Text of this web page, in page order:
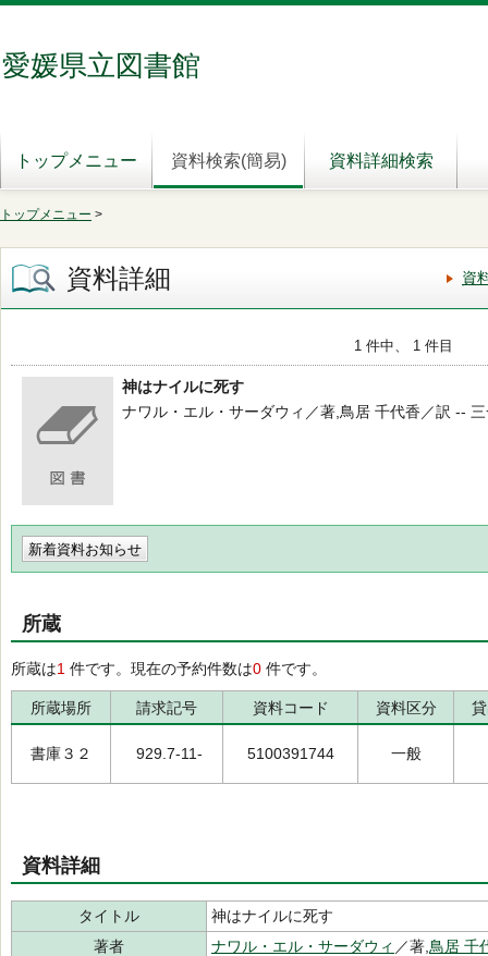
愛媛県立図書館
トップメニュー 資料検索(簡易) 資料詳細検索
トップメニュー >
資料詳細 資
1 件中、 1 件目
神はナイルに死す
ナワル・エル・サーダウィ／著,鳥居 千代香／訳 --
新着資料お知らせ
所蔵
所蔵は1 件です。現在の予約件数は0 件です。
所蔵場所 請求記号 資料コード 資料区分
書庫３２ 929.7-11- 5100391744 一般
資料詳細
タイトル
神はナイルに死す
著者
ナワル・エル・サーダウィ ／著, 鳥居 千